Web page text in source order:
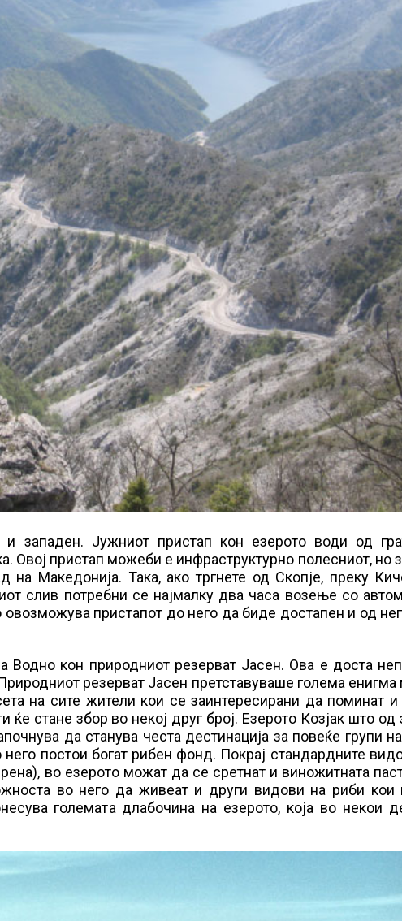
и западен. Јужниот пристап кон езерото води од
Овој пристап можеби е инфраструктурно полесниот, но
на Македонија. Така, ако тргнете од Скопје, преку
слив потребни се најмалку два часа возење со
пристапот до него да биде достапен и од
Водно кон природниот резерват Јасен. Ова е доста
резерват Јасен претставуваше голема енигма
на сите жители кои се заинтересирани да поминат
ќе стане збор во некој друг број. Езерото Козјак што од
да станува честа дестинација за повеќе групи
постои богат рибен фонд. Покрај стандардните
во езерото можат да се сретнат и виножитната
во него да живеат и други видови на риби кои
големата длабочина на езерото, која во некои